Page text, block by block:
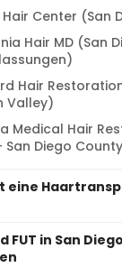
Center (San
Hair MD (San
Hair
Valley)
Medical Hair
San Diego
eine
FUT in San